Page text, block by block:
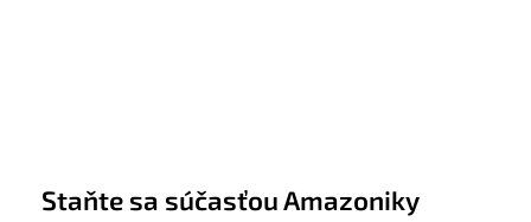
Staňte sa súčasťou Amazoniky